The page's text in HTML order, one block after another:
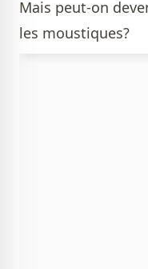
Mais peut-on
les moustiques?